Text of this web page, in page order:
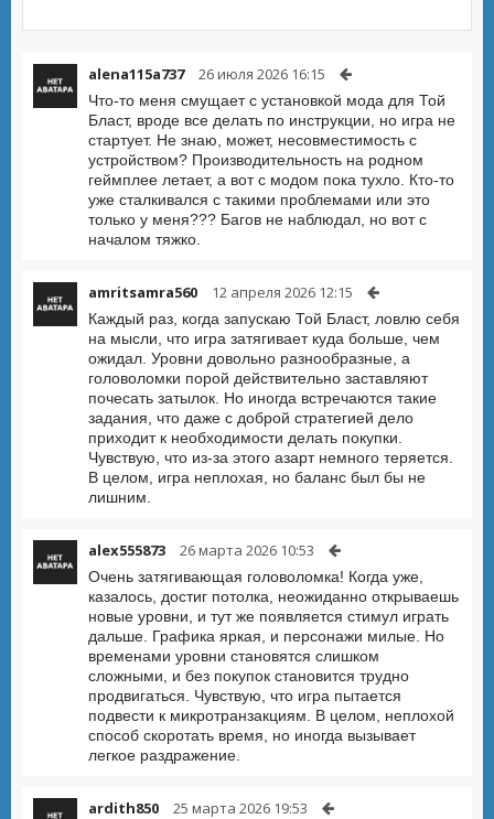
alena115a737 26 июля 2026 16:15
Что-то меня смущает с установкой мода для Той
Бласт, вроде все делать по инструкции, но игра не
стартует. Не знаю, может, несовместимость с
устройством? Производительность на родном
геймплее летает, а вот с модом пока тухло. Кто-то
уже сталкивался с такими проблемами или это
только у меня??? Багов не наблюдал, но вот с
началом тяжко.
amritsamra560 12 апреля 2026 12:15
Каждый раз, когда запускаю Той Бласт, ловлю себя
на мысли, что игра затягивает куда больше, чем
ожидал. Уровни довольно разнообразные, а
головоломки порой действительно заставляют
почесать затылок. Но иногда встречаются такие
задания, что даже с доброй стратегией дело
приходит к необходимости делать покупки.
Чувствую, что из-за этого азарт немного теряется.
В целом, игра неплохая, но баланс был бы не
лишним.
alex555873 26 марта 2026 10:53
Очень затягивающая головоломка! Когда уже,
казалось, достиг потолка, неожиданно открываешь
новые уровни, и тут же появляется стимул играть
дальше. Графика яркая, и персонажи милые. Но
временами уровни становятся слишком
сложными, и без покупок становится трудно
продвигаться. Чувствую, что игра пытается
подвести к микротранзакциям. В целом, неплохой
способ скоротать время, но иногда вызывает
легкое раздражение.
ardith850 25 марта 2026 19:53